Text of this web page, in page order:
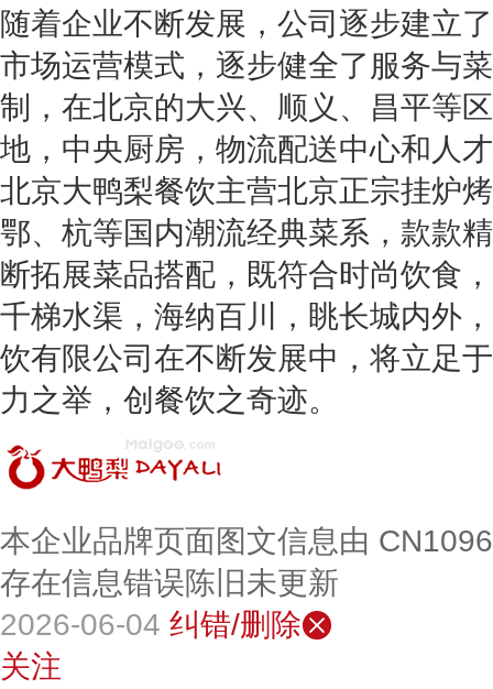
随着企业不断发展，公司逐步建立
市场运营模式，逐步健全了服务与
制，在北京的大兴、顺义、昌平等
地，中央厨房，物流配送中心和人
北京大鸭梨餐饮主营北京正宗挂炉
鄂、杭等国内潮流经典菜系，款款
断拓展菜品搭配，既符合时尚饮食
千梯水渠，海纳百川，眺长城内外
饮有限公司在不断发展中，将立足
力之举，创餐饮之奇迹。
本企业品牌页面图文信息由
存在信息错误陈旧未更新
2026-06-04 纠错/删除
关注